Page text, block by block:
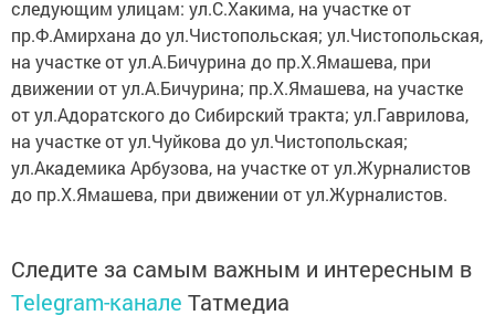
следующим улицам: ул.С.Хакима, на участке от
пр.Ф.Амирхана доул.Чистопольская; ул.Чистопольская,
на участке от ул.А.Бичурина до пр.Х.Ямашева, при
движении от ул.А.Бичурина; пр.Х.Ямашева, на участке
отул.Адоратскогодо Сибирский тракта; ул.Гаврилова,
на участке отул.Чуйкова доул.Чистопольская;
ул.Академика Арбузова, на участке отул.Журналистов
до пр.Х.Ямашева, при движении отул.Журналистов.
Следите за самым важным и интересным в
Telegram-канале Татмедиа